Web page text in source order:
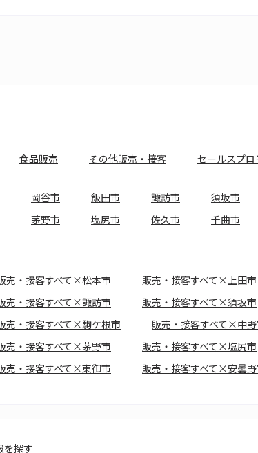
食品販売 その他販売・接客
セールスプ
岡谷市 飯田市 諏訪市 須坂市
茅野市 塩尻市 佐久市 千曲市
売・接客すべて×松本市 販売・接客すべて×上田市
売・接客すべて×諏訪市 販売・接客すべて×須坂市
売・接客すべて×駒ケ根市 販売・接客すべて×中
売・接客すべて×茅野市 販売・接客すべて×塩尻市
売・接客すべて×東御市 販売・接客すべて×安曇
を探す